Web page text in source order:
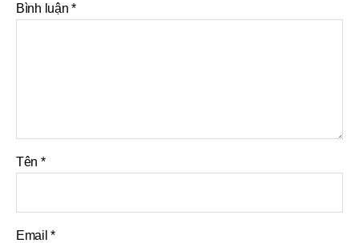
Bình luận*
Tên *
Email*